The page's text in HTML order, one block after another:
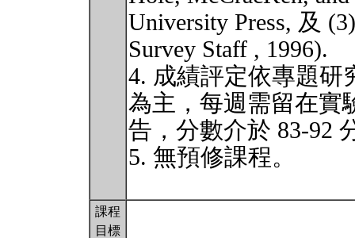
University Press, 及
Survey Staff , 1996).
4. 成績評定依專題研
為主，每週需留在實
告，分數介於 83-92
5. 無預修課程。
課程
目標